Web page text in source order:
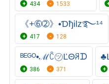
434 1533
《+➅➁》•ƊђᎥlz࿐¹⁴
417 128
ᴮᴱᴳᴼ•ℳꉓ㋡ĽΘꋪᗪ
386 371